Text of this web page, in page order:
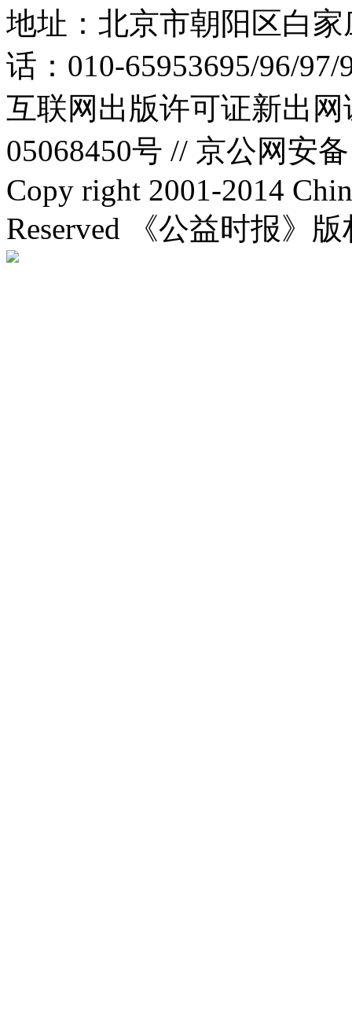
地址：北京市朝阳区白
话：010-65953695/96/
互联网出版许可证新出
05068450号 // 京公网安
Copy right 2001-2014
Reserved 《公益时报》